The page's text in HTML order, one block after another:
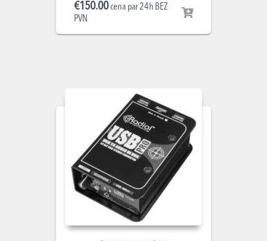
€150.00cena par 24h BEZ
PVN